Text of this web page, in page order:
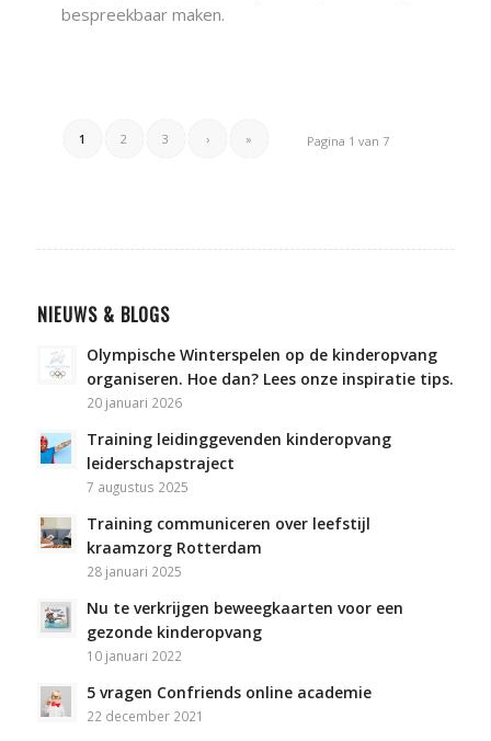
bespreekbaar maken.
Pagina 1 van 7
1 2 3 › »
NIEUWS & BLOGS
Olympische Winterspelen op de kinderopvang
organiseren. Hoe dan? Lees onze inspiratie tips.
20 januari 2026
Training leidinggevenden kinderopvang
leiderschapstraject
7 augustus 2025
Training communiceren over leefstijl
kraamzorg Rotterdam
28 januari 2025
Nu te verkrijgen beweegkaarten voor een
gezonde kinderopvang
10 januari 2022
5 vragen Confriends online academie
22 december 2021